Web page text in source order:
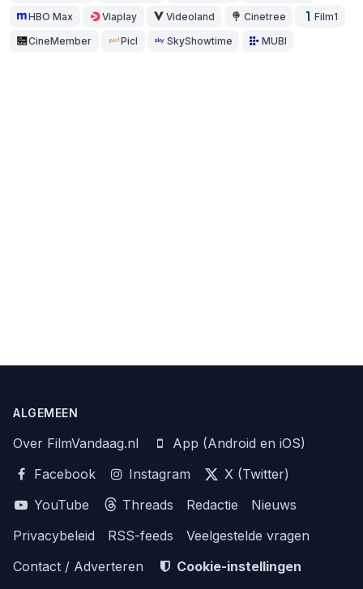
HBO Max Viaplay Videoland Cinetree Film1
CineMember Picl SkyShowtime MUBI
ALGEMEEN
Over FilmVandaag.nl
App (Android en iOS)
Facebook
Instagram
X (Twitter)
YouTube
Threads Redactie
Nieuws
Privacybeleid
RSS-feeds
Veelgestelde vragen
Contact / Adverteren
Cookie-instellingen